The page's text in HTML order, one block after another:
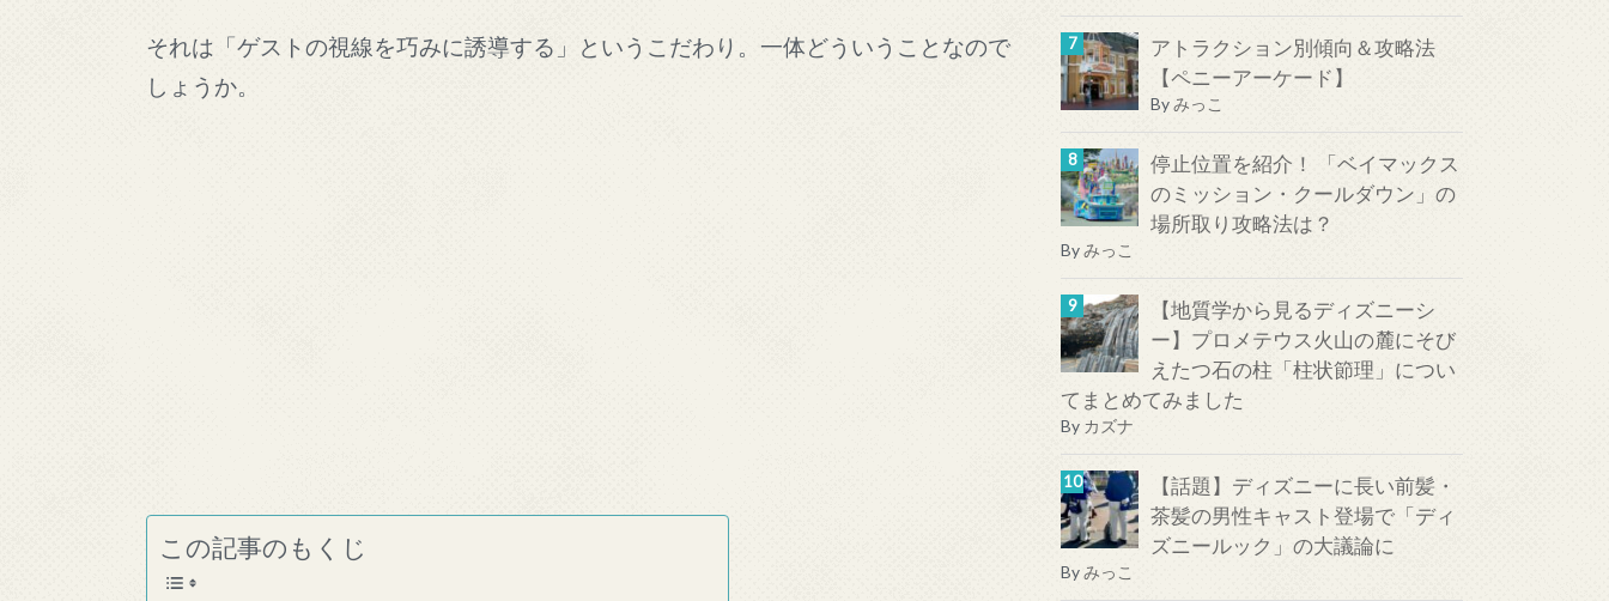
それは「ゲストの視線を巧みに誘導する」というこだわり。一体どういうことなので
しょうか。
この記事のもくじ
アトラクション別傾向＆攻略法
【ペニーアーケード】
Byみっこ
停止位置を紹介！ 「ベイマックス
のミッション・クールダウン」の
場所取り攻略法は？
Byみっこ
【地質学から見るディズニーシ
ー】プロメテウス火山の麓にそび
えたつ石の柱「柱状節理」につい
てまとめてみました
By カズナ
【話題】ディズニーに長い前髪・
茶髪の男性キャスト登場で「ディ
ズニールック」の大議論に
Byみっこ